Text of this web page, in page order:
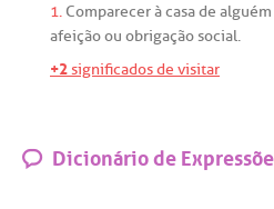
1. Compareceràcasade alguém
afeiçãoou obrigaçãosocial.
+2significados de visitar
Dicionário de